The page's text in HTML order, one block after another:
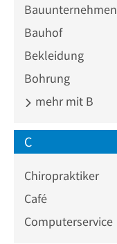
Bauunternehmen
Bauhof
Bekleidung
Bohrung
mehr mit B
C
Chiropraktiker
Café
Computerservice